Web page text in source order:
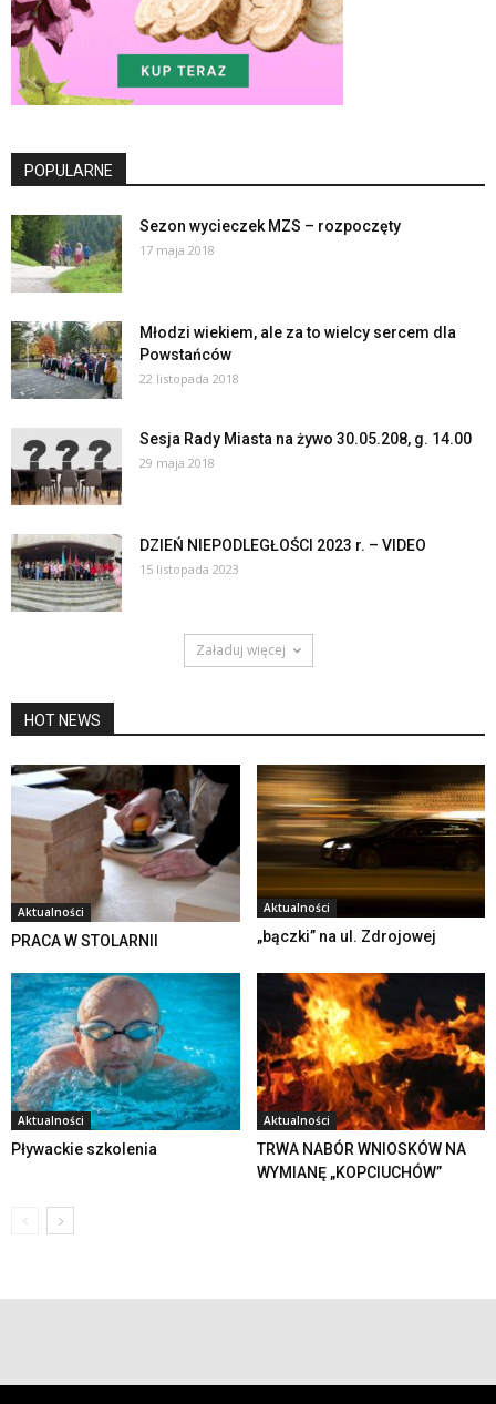
POPULARNE
Sezon wycieczek MZS – rozpoczęty
17 maja 2018
Młodzi wiekiem, ale za to wielcy sercem dla
Powstańców
22 listopada 2018
Sesja Rady Miasta na żywo 30.05.208, g. 14.00
29 maja 2018
DZIEŃ NIEPODLEGŁOŚCI 2023 r. – VIDEO
15 listopada 2023
Załaduj więcej
HOT NEWS
Aktualności
PRACA W STOLARNII
Aktualności
„bączki” na ul. Zdrojowej
Aktualności
Pływackie szkolenia
Aktualności
TRWA NABÓR WNIOSKÓW NA
WYMIANĘ „KOPCIUCHÓW”